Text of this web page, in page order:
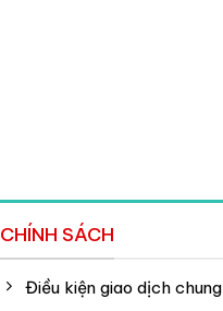
CHÍNH SÁCH
Điều kiện giao dịch chung